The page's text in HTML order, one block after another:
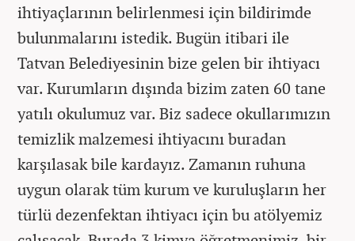
ihtiyaçlarının belirlenmesi için bildirimde
bulunmalarını istedik. Bugün itibari ile
Tatvan Belediyesinin bize gelen bir ihtiyacı
var. Kurumların dışında bizim zaten 60 tane
yatılı okulumuz var. Biz sadece okullarımızın
temizlik malzemesi ihtiyacını buradan
karşılasak bile kardayız. Zamanın ruhuna
uygun olarak tüm kurum ve kuruluşların her
türlü dezenfektan ihtiyacı için bu atölyemiz